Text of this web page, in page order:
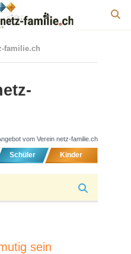
familie.ch
vom Verein netz-familie.ch
Schüler Kinder
sein